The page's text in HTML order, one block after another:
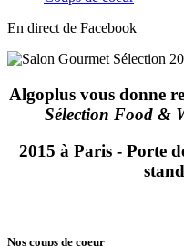
En direct de Facebook
Algoplus vous donne
Sélection Food &
2015 à Paris - Porte
Nos coups de coeur